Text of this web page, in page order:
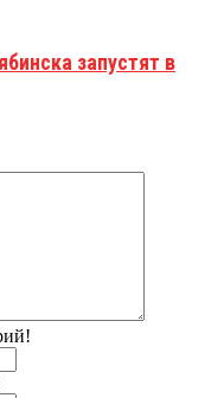
запустят в